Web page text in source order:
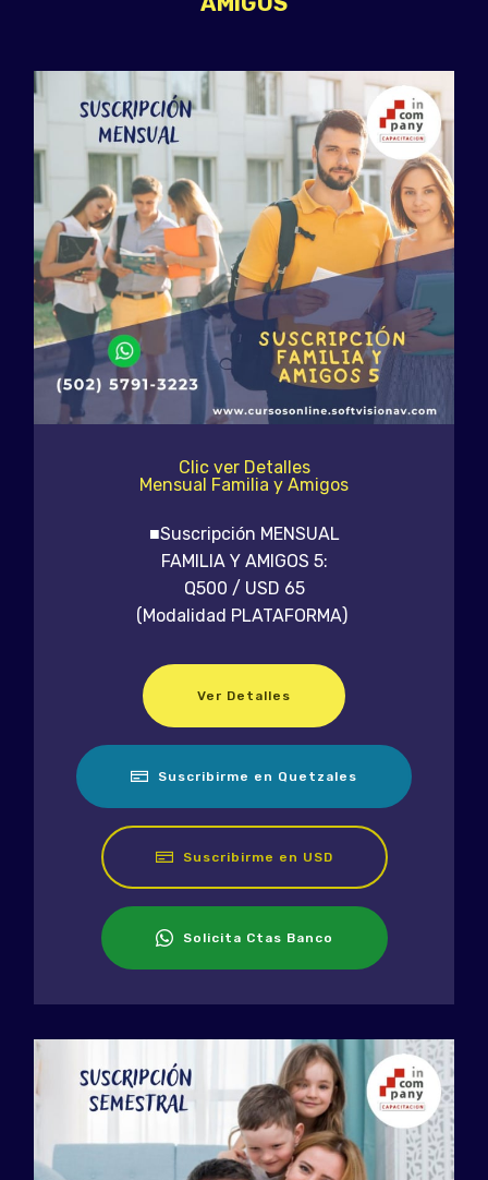
Clic ver Detalles
Mensual Familia y Amigos
■Suscripción MENSUAL
FAMILIA Y AMIGOS 5:
Q500 / USD 65
(Modalidad PLATAFORMA)
Ver Detalles
Suscribirme en Quetzales
Suscribirme en USD
Solicita Ctas Banco